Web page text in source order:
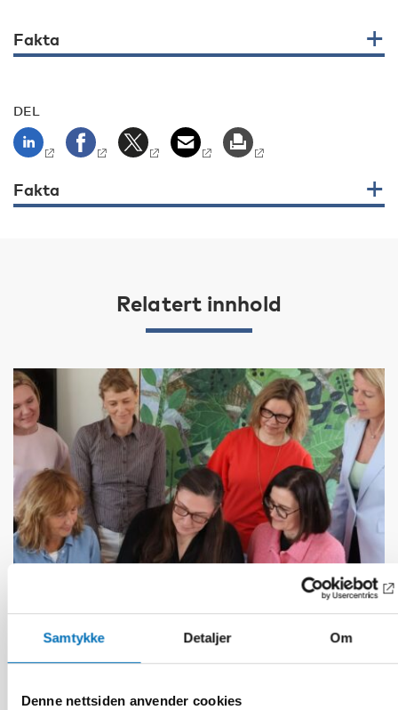
Samtykke Detaljer Om
Denne nettsiden anvender cookies
Fakta
DEL
Fakta
Relatert innhold
BARN & UNGE
Nordic Children’s Ombudspersons: Children